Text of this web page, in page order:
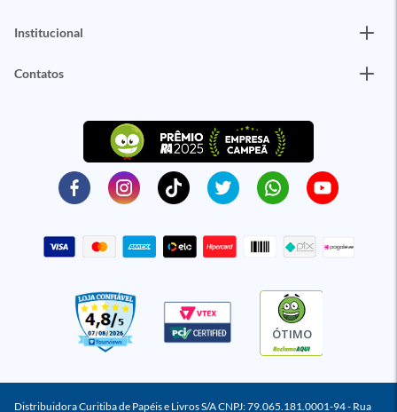
Institucional
Contatos
ÓTIMO
Distribuidora Curitiba de Papéis e Livros S/A CNPJ: 79.065.181.0001-94 - Rua